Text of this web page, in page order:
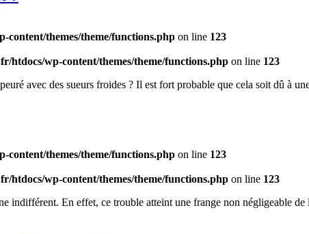
content/themes/theme/functions.php on line 123
htdocs/wp-content/themes/theme/functions.php on line 123
avec des sueurs froides ? Il est fort probable que cela soit dû à
content/themes/theme/functions.php on line 123
htdocs/wp-content/themes/theme/functions.php on line 123
indifférent. En effet, ce trouble atteint une frange non négligeable